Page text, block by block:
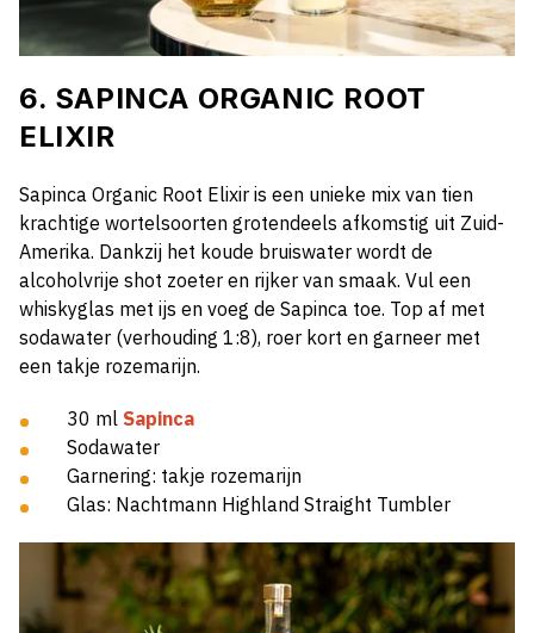
6. SAPINCA ORGANIC ROOT
ELIXIR
Sapinca Organic Root Elixir is een unieke mix van tien
krachtige wortelsoorten grotendeels afkomstig uit Zuid-
Amerika. Dankzij het koude bruiswater wordt de
alcoholvrije shot zoeter en rijker van smaak. Vul een
whiskyglas met ijs en voeg de Sapinca toe. Top af met
sodawater (verhouding 1:8), roer kort en garneer met
een takje rozemarijn.
30 ml Sapinca
Sodawater
Garnering: takje rozemarijn
Glas: Nachtmann Highland Straight Tumbler